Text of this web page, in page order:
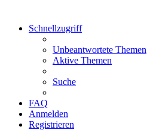
Schnellzugriff
Unbeantwortete Themen
Aktive Themen
Suche
FAQ
Anmelden
Registrieren